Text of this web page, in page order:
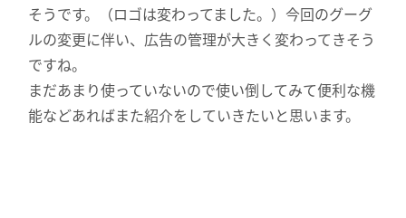
そうです。（ロゴは変わってました。）今回のグーグ
ルの変更に伴い、広告の管理が大きく変わってきそう
ですね。
まだあまり使っていないので使い倒してみて便利な機
能などあればまた紹介をしていきたいと思います。